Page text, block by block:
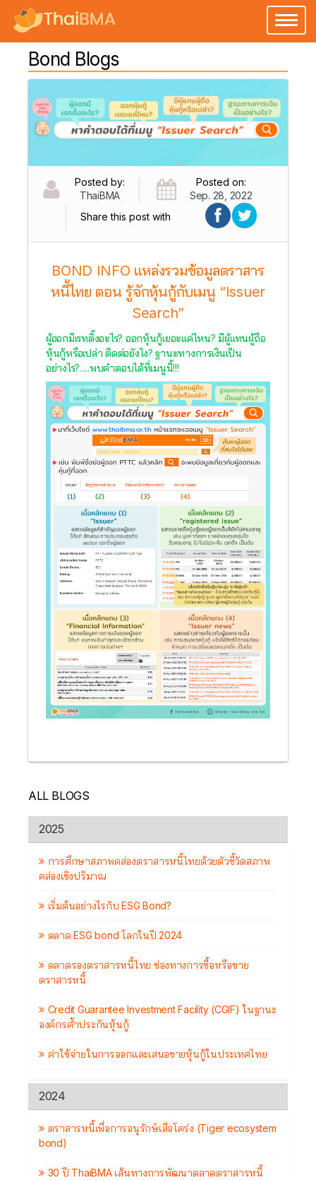
Bond Blogs
Posted by:
ThaiBMA
Posted on:
Sep. 28, 2022
Share this post with
BOND INFO แหล่งรวมข้อมูลตราสาร
หนี้ไทย ตอน รู้จักหุ้นกู้กับเมนู “Issuer
Search”
ผู้ออกมีเรทติ้งอะไร? ออกหุ้นกู้เยอะแค่ไหน? มีผู้แทนผู้ถือ
หุ้นกู้หรือเปล่า ติดต่อยังไง? ฐานะทางการเงินเป็น
อย่างไร?.....พบคำตอบได้ที่เมนูนี้!!!
ALL BLOGS
2025
การศึกษาสภาพคล่องตราสารหนี้ไทยด้วยตัวชี้วัดสภาพ
คล่องเชิงปริมาณ
เริ่มต้นอย่างไรกับ ESG Bond?
ตลาด ESG bond โลกในปี 2024
ตลาดรองตราสารหนี้ไทย ช่องทางการซื้อหรือขาย
ตราสารหนี้
Credit Guarantee Investment Facility (CGIF) ในฐานะ
องค์กรค้ำประกันหุ้นกู้
ค่าใช้จ่ายในการออกและเสนอขายหุ้นกู้ในประเทศไทย
2024
ตราสารหนี้เพื่อการอนุรักษ์เสือโคร่ง (Tiger ecosystem
bond)
30 ปี ThaiBMA เส้นทางการพัฒนาตลาดตราสารหนี้